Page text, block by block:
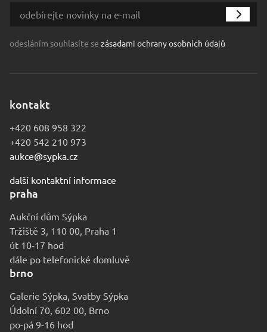
odesláním souhlasíte se zásadami ochrany osobních údajů
kontakt
+420 608 958 322
+420 542 210 973
aukce@sypka.cz
další kontaktní informace
praha
Aukční dům Sýpka
Tržiště 3, 110 00, Praha 1
út 10-17 hod
dále po telefonické domluvě
brno
Galerie Sýpka, Svatby Sýpka
Údolní 70, 602 00, Brno
po-pá 9-16 hod